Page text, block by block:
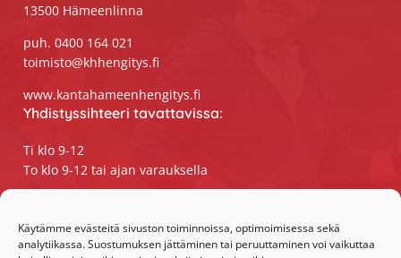
Käytämme evästeitä sivuston toiminnoissa, optimoimisessa sekä
analytiikassa. Suostumuksen jättäminen tai peruuttaminen voi vaikuttaa
13500 Hämeenlinna
puh. 0400 164 021
toimisto@khhengitys.fi
www.kantahameenhengitys.fi
Yhdistyssihteeri tavattavissa:
Ti klo 9-12
To klo 9-12 tai ajan varauksella